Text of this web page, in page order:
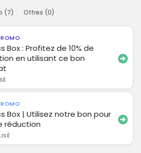
(7) Offres (0)
Box : Profitez de 10% de
en utilisant ce bon
Box | Utilisez notre bon pour
réduction